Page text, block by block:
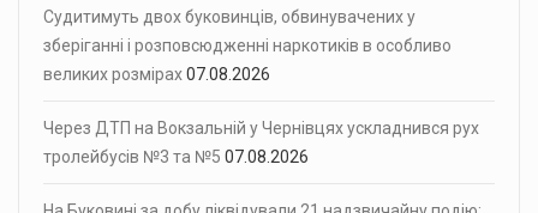
Судитимуть двох буковинців, обвинувачених у
зберіганні і розповсюдженні наркотиків в особливо
великих розмірах07.08.2026
Через ДТП на Вокзальній у Чернівцях ускладнився рух
тролейбусів №3 та №5 07.08.2026